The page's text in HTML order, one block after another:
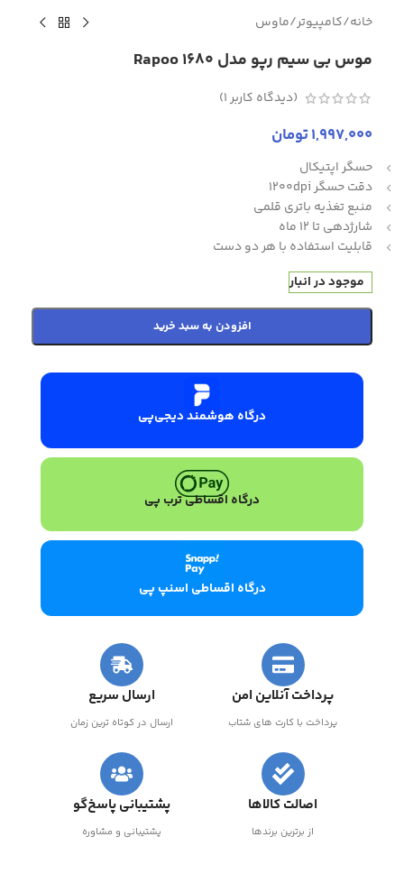
خانه/کامپیوتر/ماوس
موس بی سیم رپو مدل Rapoo 1680
(دیدگاه کاربر1
)
1,997,000تومان
حسگر اپتیکال
دقت حسگر 1200dpi
منبع تغذیه باتری قلمی
شارژدهی تا 12 ماه
قابلیت استفاده با هر دو دست
موجود در انبار
افزودن به سبد خرید
درگاه هوشمند دیجی‌پی
درگاه اقساطی ترب پی
درگاه اقساطی اسنپ پی
پرداخت آنلاین امن
پرداخت با کارت های شتاب
ارسال سریع
ارسال در کوتاه ترین زمان
اصالت کالاها
از برترین برندها
پشتیبانی پاسخ‌گو
پشتیبانی و مشاوره